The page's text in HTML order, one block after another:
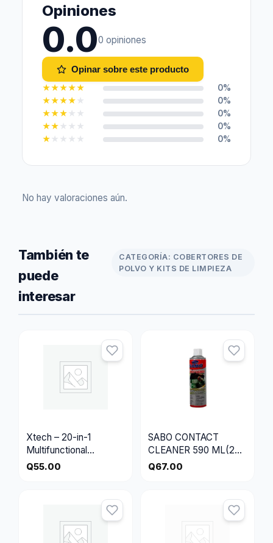
Opiniones
0.00 opiniones
Opinar sobre este producto
★★★★★
0%
★★★★ ★
0%
★★★ ★ ★
0%
★★ ★ ★ ★
0%
★ ★ ★ ★ ★ 0%
No hay valoraciones aún.
También te
puede
interesar
CATEGORÍA: COBERTORES DE
POLVO Y KITS DE LIMPIEZA
Xtech – 20-in-1
Multifunctional
Cleaning Kit – XTA-910
Q55.00
SABO CONTACT
CLEANER 590 ML(20
OZ)
Q67.00